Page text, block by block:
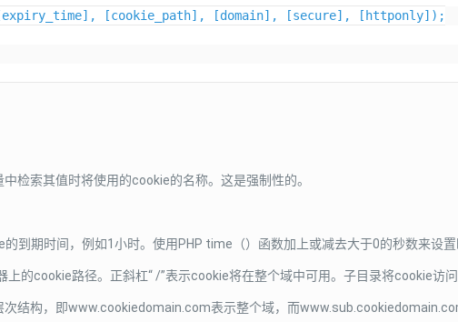
[expiry_time], [cookie_path], [domain], [secure], [httponly]);
检索其值时将使用的cookie的名称。这是强制性的。
到期时间，例如1小时。使用PHP time（）函数加上或减去大于0的秒数来设
的cookie路径。正斜杠“ /”表示cookie将在整个域中可用。子目录将cookie访问
次结构，即www.cookiedomain.com表示整个域，而